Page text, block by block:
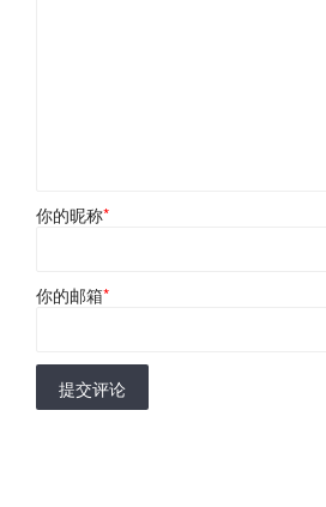
你的昵称*
你的邮箱*
提交评论